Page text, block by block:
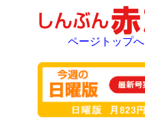
ページトップへ